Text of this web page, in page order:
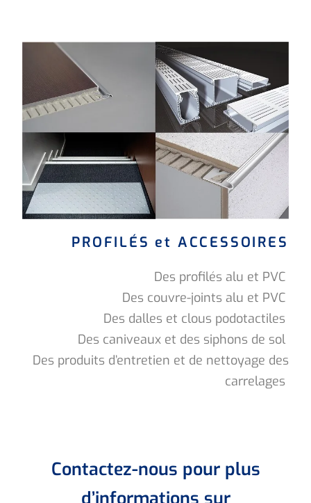
PROFILÉS et ACCESSOIRES
Des profilés alu et PVC
Des couvre-joints alu et PVC
Des dalles et clous podotactiles
Des caniveaux et des siphons de sol
Des produits d’entretien et de nettoyage des
carrelages
Contactez-nous pour plus